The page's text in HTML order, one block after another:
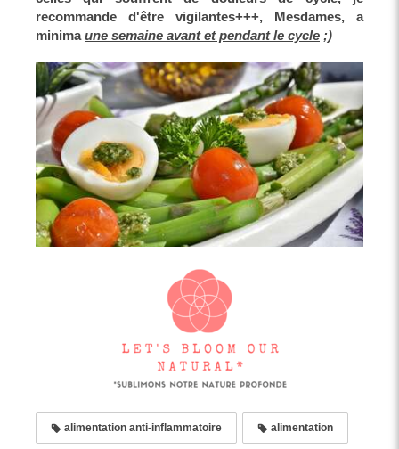
recommande d'être vigilantes+++, Mesdames, a
minimaune semaine avant et pendant le cycle ;)
alimentation anti-inflammatoire alimentation